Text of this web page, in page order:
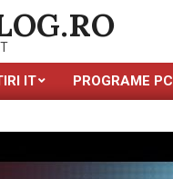
IT PROGRAME PC